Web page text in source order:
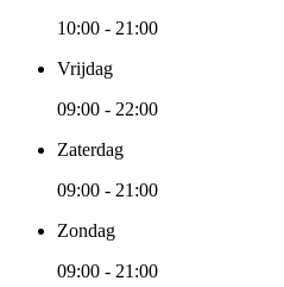
10:00 - 21:00
Vrijdag
09:00 - 22:00
Zaterdag
09:00 - 21:00
Zondag
09:00 - 21:00